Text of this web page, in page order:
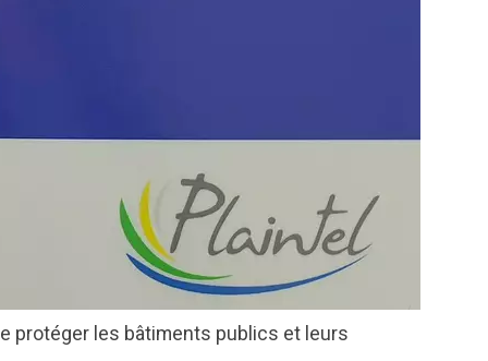
protéger les bâtiments publics et leurs